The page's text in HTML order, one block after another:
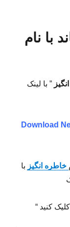
با نام
” با لینک
Download
خاطره انگیز با
کنید “